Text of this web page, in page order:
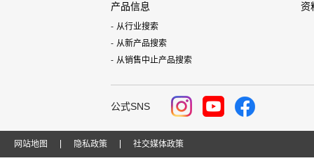
产品信息
从行业搜索
从新产品搜索
从销售中止产品搜索
资
公式SNS
网站地图 隐私政策 社交媒体政策